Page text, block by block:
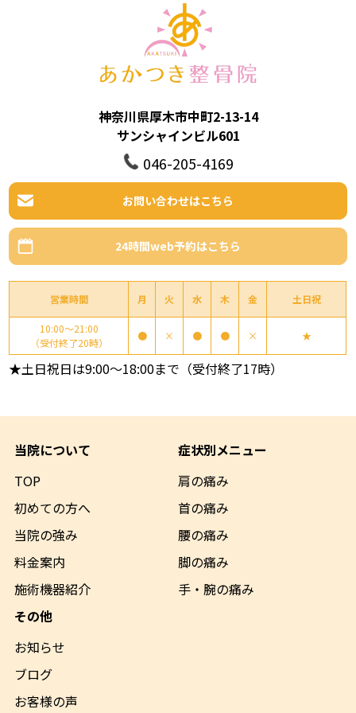
神奈川県厚木市中町2-13-14
サンシャインビル601
046-205-4169
お問い合わせはこちら
24時間web予約はこちら
営業時間 月 火 水 木 金 土日祝
10:00～21:00
（受付終了20時）
● × ● ● × ★
★土日祝日は9:00～18:00まで（受付終了17時）
当院について
TOP
初めての方へ
当院の強み
料金案内
施術機器紹介
症状別メニュー
肩の痛み
首の痛み
腰の痛み
脚の痛み
手・腕の痛み
その他
お知らせ
ブログ
お客様の声